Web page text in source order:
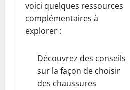
voici quelques ressources
complémentaires à
explorer :
Découvrez des conseils
sur la façon de choisir
des chaussures